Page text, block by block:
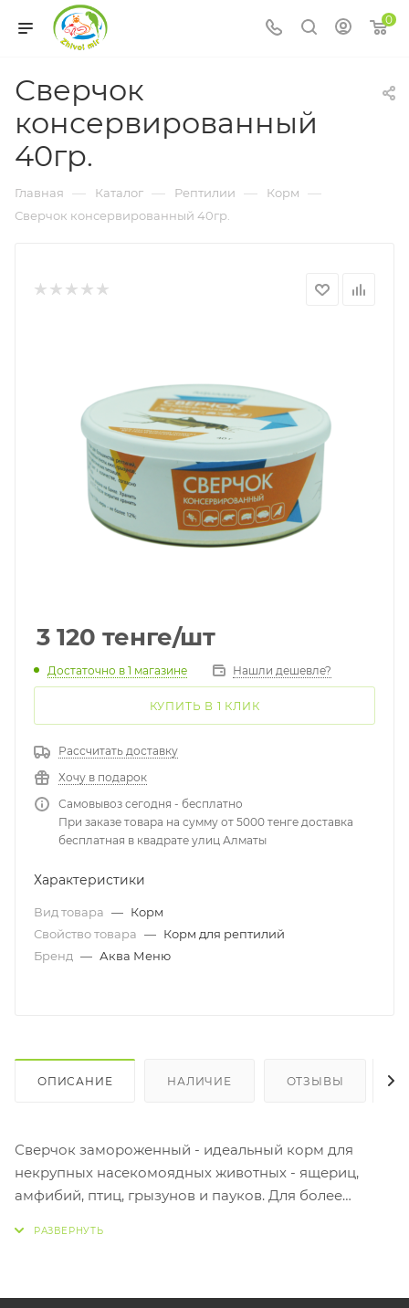
0
Сверчок
консервированный
40гр.
Главная — Каталог — Рептилии — Корм —
Сверчок консервированный 40гр.
3 120 тенге/шт
Достаточно в 1 магазине Нашли дешевле?
КУПИТЬ В 1 КЛИК
Рассчитать доставку
Хочу в подарок
Самовывоз сегодня - бесплатно
При заказе товара на сумму от 5000 тенге доставка
бесплатная в квадрате улиц Алматы
Характеристики
Вид товара — Корм
Свойство товара — Корм для рептилий
Бренд — Аква Меню
ОПИСАНИЕ НАЛИЧИЕ ОТЗЫВЫ
Сверчок замороженный - идеальный корм для
некрупных насекомоядных животных - ящериц,
амфибий, птиц, грызунов и пауков. Для более